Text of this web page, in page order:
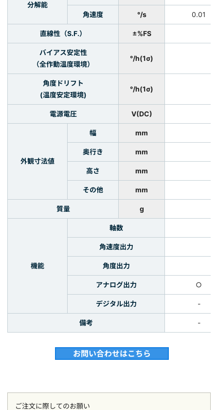
分解能
角速度 °/s 0.01
直線性（S.F.） ±%FS
バイアス安定性
（全作動温度環境）
°/h(1σ)
角度ドリフト
(温度安定環境)
°/h(1σ)
電源電圧 V(DC)
外観寸法値
幅 mm
奥行き mm
高さ mm
その他 mm
質量 g
機能
軸数
角速度出力
角度出力
アナログ出力 ○
デジタル出力 -
備考 -
お問い合わせはこちら
ご注文に際してのお願い